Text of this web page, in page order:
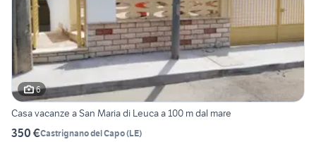
6
Casa vacanze a San Maria di Leuca a 100 m dal mare
350 €Castrignano del Capo(LE)